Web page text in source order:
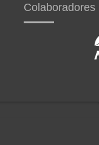
Colaboradores